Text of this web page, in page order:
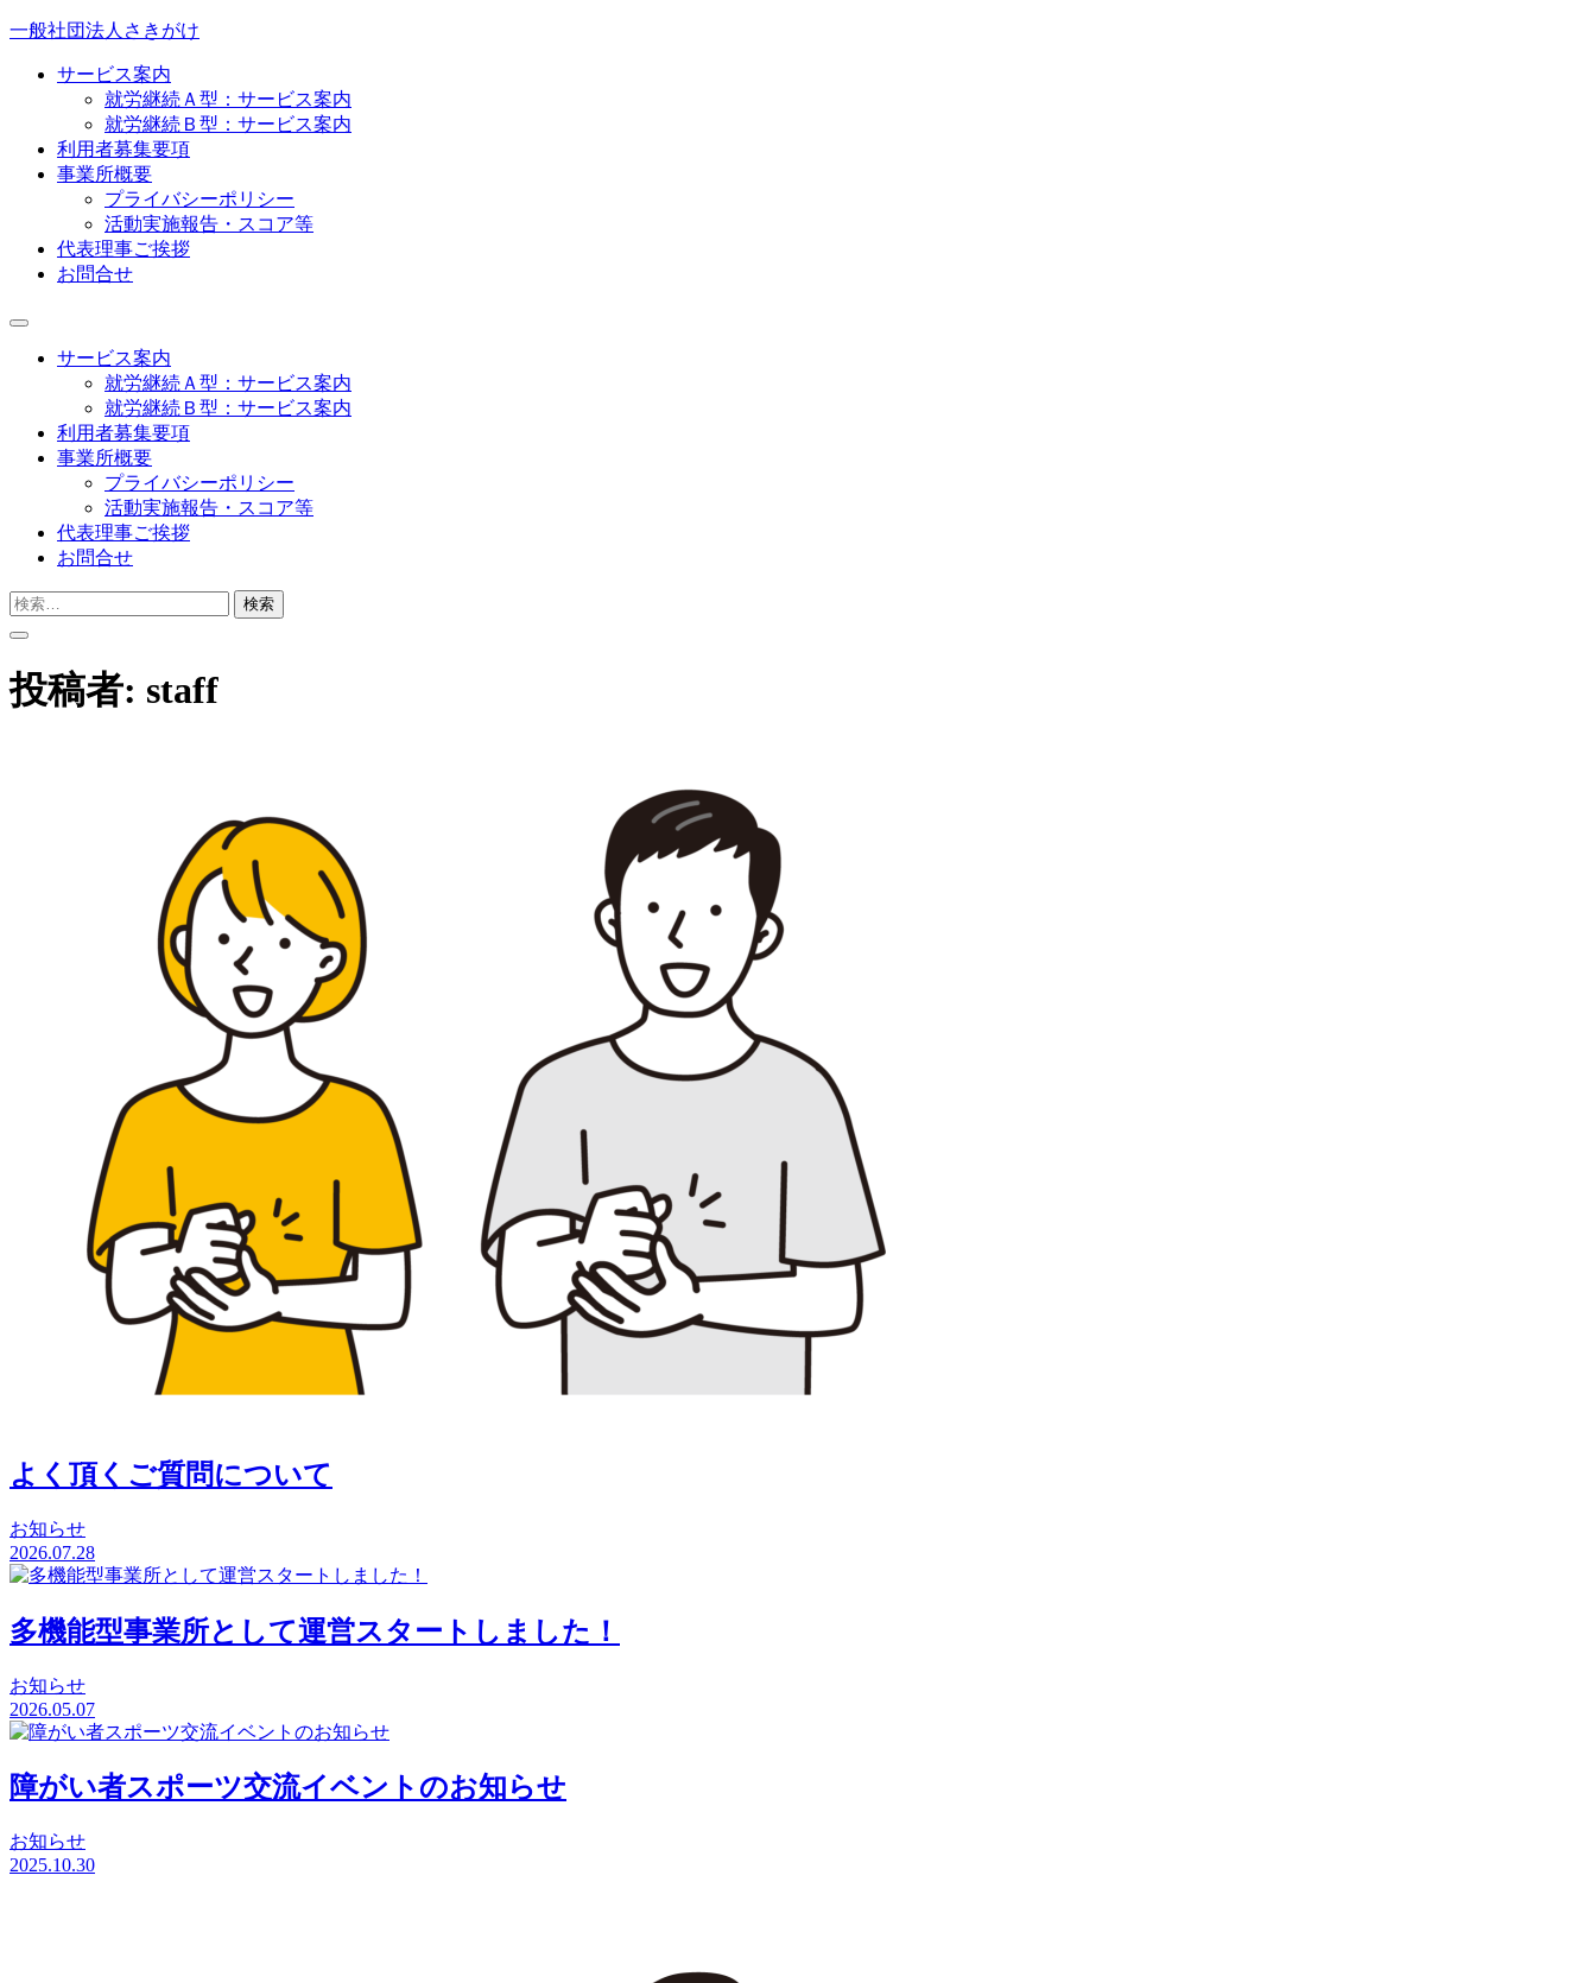
一般社団法人さきがけ
サービス案内
就労継続Ａ型：サービス案内
就労継続Ｂ型：サービス案内
利用者募集要項
事業所概要
プライバシーポリシー
活動実施報告・スコア等
代表理事ご挨拶
お問合せ
サービス案内
就労継続Ａ型：サービス案内
就労継続Ｂ型：サービス案内
利用者募集要項
事業所概要
プライバシーポリシー
活動実施報告・スコア等
代表理事ご挨拶
お問合せ
検
投稿者: staff
よく頂くご質問について
お知らせ
2026.07.28
多機能型事業所として運営スタートしました！
お知らせ
2026.05.07
障がい者スポーツ交流イベントのお知らせ
お知らせ
2025.10.30